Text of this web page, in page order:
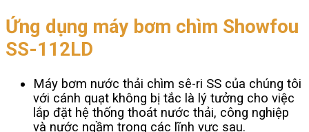
Ứng dụng máy bơm chìm Showfou
SS-112LD
Máy bơm nước thải chìm sê-ri SS của chúng tôi
với cánh quạt không bị tắc là lý tưởng cho việc
lắp đặt hệ thống thoát nước thải, công nghiệp
và nước ngầm trong các lĩnh vực sau.